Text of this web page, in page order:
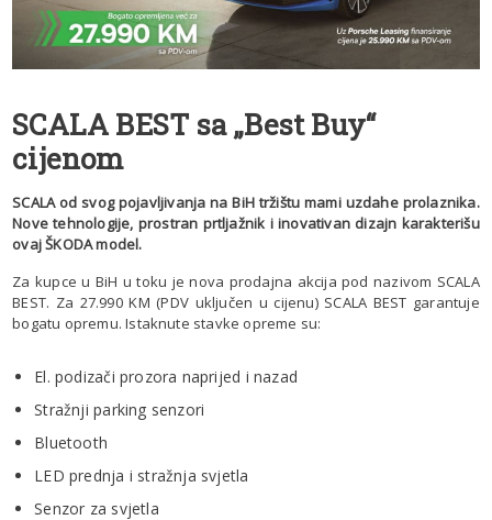
SCALA BEST sa „Best Buy“
cijenom
SCALA od svog pojavljivanja na BiH tržištu mami uzdahe prolaznika.
Nove tehnologije, prostran prtljažnik i inovativan dizajn karakterišu
ovaj ŠKODA model.
Za kupce u BiH u toku je nova prodajna akcija pod nazivom SCALA
BEST. Za 27.990 KM (PDV uključen u cijenu) SCALA BEST garantuje
bogatu opremu. Istaknute stavke opreme su:
El. podizači prozora naprijed i nazad
Stražnji parking senzori
Bluetooth
LED prednja i stražnja svjetla
Senzor za svjetla